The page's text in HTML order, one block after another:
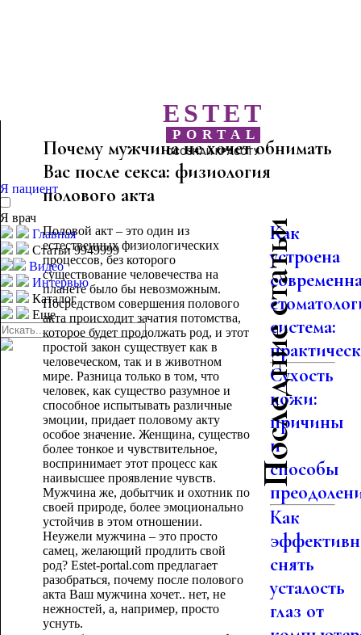
ESTET
PORTAL
ОСОЗНАЙ КРАСОТУ
Я пациент
Я врач
Главная
Статьи 9949999
Видео
Интервью
Каталог
Еще
Почему мужчина не хочет обнимать
Вас после секса: физиология
полового акта
Половой акт – это один из
естественных физиологических
процессов, без которого
существование человечества на
планете было бы невозможным.
Посредством совершения полового
акта происходит зачатия потомства,
которое будет продолжать род, и этот
простой закон существует как в
человеческом, так и в животном
мире. Разница только в том, что
человек, как существо разумное и
способное испытывать различные
эмоции, придает половому акту
особое значение. Женщина, существо
более тонкое и чувствительное,
воспринимает этот процесс как
наивысшее проявление чувств.
Мужчина же, добытчик и охотник по
своей природе, более эмоционально
устойчив в этом отношении.
Неужели мужчина – это просто
самец, желающий продлить свой
род? Estet-portal.com предлагает
разобраться, почему после полового
акта Ваш мужчина хочет.. нет, не
нежностей, а, например, просто
уснуть.
Последние статьи
Как
устроена
система:
Сухость
кожи:
причины
и
способы
Как
снять
усталость
глаз от